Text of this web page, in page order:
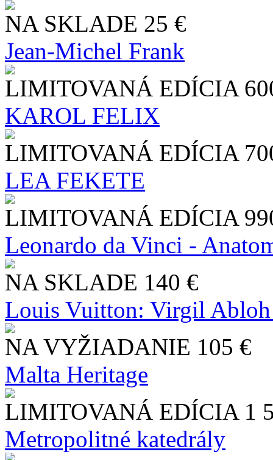
NA SKLADE 25 €
Jean-Michel Frank
LIMITOVANÁ EDÍCIA
KAROL FELIX
LIMITOVANÁ EDÍCIA
LEA FEKETE
LIMITOVANÁ EDÍCIA
Leonardo da Vinci -
NA SKLADE 140 €
Louis Vuitton: Virgil
NA VYŽIADANIE 105 €
Malta Heritage
LIMITOVANÁ EDÍCIA 1
Metropolitné katedrály